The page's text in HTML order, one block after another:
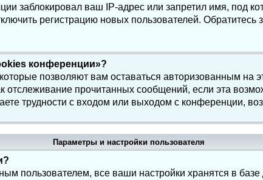
заблокировал ваш IP-адрес или запретил имя, под
регистрацию новых пользователей.
конференции»?
позволяют вам оставаться авторизованным на
отслеживание прочитанных сообщений, если эта
трудности с входом или выходом с конференции,
Параметры и настройки пользователя
пользователем, все ваши настройки хранятся в